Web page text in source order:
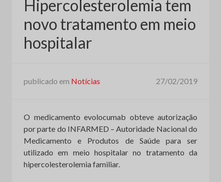
Hipercolesterolemia tem
novo tratamento em meio
hospitalar
publicado em Notícias 27/02/2019
O medicamento evolocumab obteve autorização
por parte do INFARMED – Autoridade Nacional do
Medicamento e Produtos de Saúde para ser
utilizado em meio hospitalar no tratamento da
hipercolesterolemia familiar.